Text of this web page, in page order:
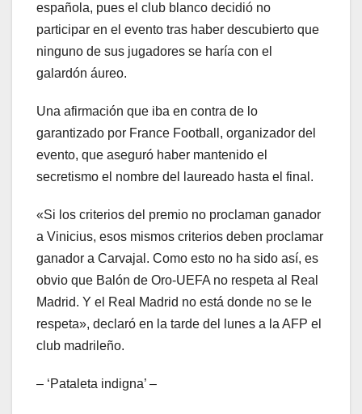
española, pues el club blanco decidió no
participar en el evento tras haber descubierto que
ninguno de sus jugadores se haría con el
galardón áureo.
Una afirmación que iba en contra de lo
garantizado por France Football, organizador del
evento, que aseguró haber mantenido el
secretismo el nombre del laureado hasta el final.
«Si los criterios del premio no proclaman ganador
a Vinicius, esos mismos criterios deben proclamar
ganador a Carvajal. Como esto no ha sido así, es
obvio que Balón de Oro-UEFA no respeta al Real
Madrid. Y el Real Madrid no está donde no se le
respeta», declaró en la tarde del lunes a la AFP el
club madrileño.
– ‘Pataleta indigna’ –